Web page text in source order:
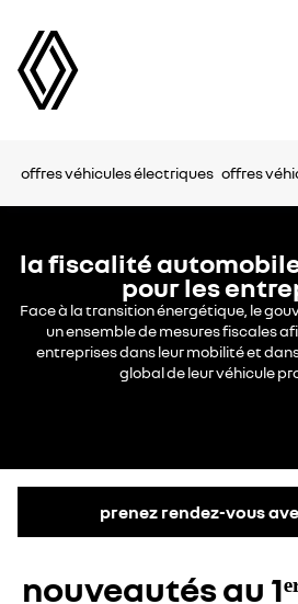
offres véhicules électriques offres
la fiscalité
pour les
Face à la transition énergétique, le
un ensemble de mesures fiscales
entreprises dans leur mobilité et
global de leur véhicule
prenez rendez-vous
nouveautés au